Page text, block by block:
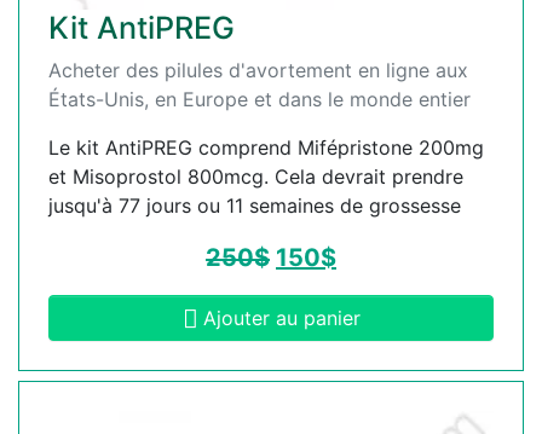
Kit AntiPREG
Acheter des pilules d'avortement en ligne aux
États-Unis, en Europe et dans le monde entier
Le kit AntiPREG comprend Mifépristone 200mg
et Misoprostol 800mcg. Cela devrait prendre
jusqu'à 77 jours ou 11 semaines de grossesse
250$ 150$
Ajouter au panier